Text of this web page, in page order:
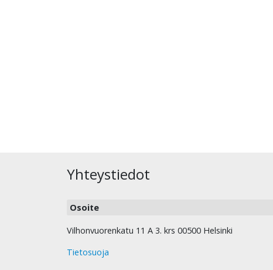
Yhteystiedot
Osoite
Vilhonvuorenkatu 11 A 3. krs 00500 Helsinki
Tietosuoja